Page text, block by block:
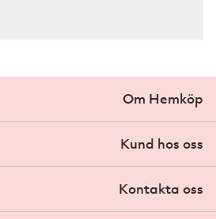
Om Hemköp
Kund hos oss
Kontakta oss